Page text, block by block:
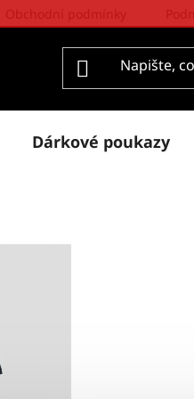
Dárkové poukazy